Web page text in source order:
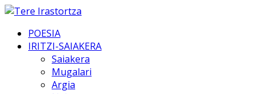
POESIA
IRITZI-SAIAKERA
Saiakera
Mugalari
Argia